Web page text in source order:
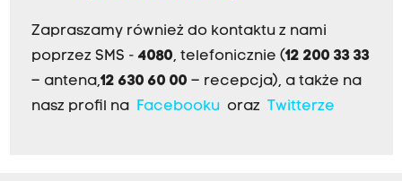
Zapraszamy również do kontaktu z nami
poprzez SMS - 4080, telefonicznie (12 200 33 33
– antena,12 630 60 00 – recepcja), a także na
nasz profil na
Facebookuoraz Twitterze